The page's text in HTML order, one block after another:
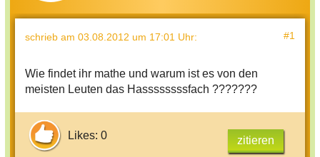
schrieb am 03.08.2012 um 17:01 Uhr: #1
Wie findet ihr mathe und warum ist es von den
meisten Leuten das Hassssssssfach ???????
Likes: 0 zitieren